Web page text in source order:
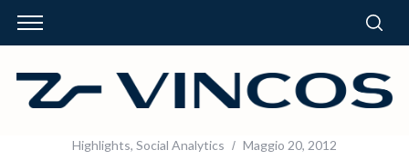
Highlights, Social Analytics Maggio 20, 2012